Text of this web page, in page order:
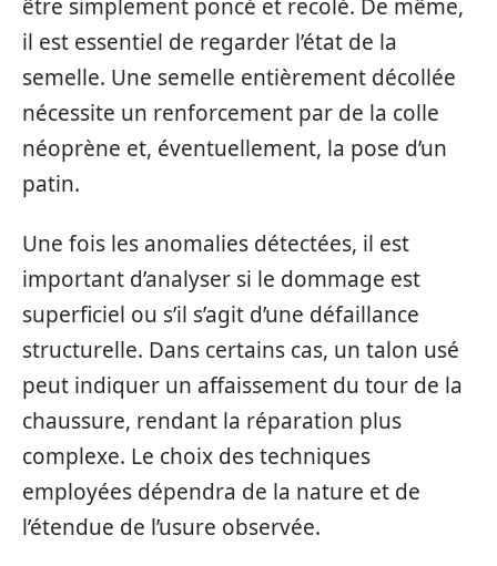
être simplement poncé et recolé. De même,
il est essentiel de regarder l’état de la
semelle. Une semelle entièrement décollée
nécessite un renforcement par de la colle
néoprène et, éventuellement, la pose d’un
patin.
Une fois les anomalies détectées, il est
important d’analyser si le dommage est
superficiel ou s’il s’agit d’une défaillance
structurelle. Dans certains cas, un talon usé
peut indiquer un affaissement du tour de la
chaussure, rendant la réparation plus
complexe. Le choix des techniques
employées dépendra de la nature et de
l’étendue de l’usure observée.